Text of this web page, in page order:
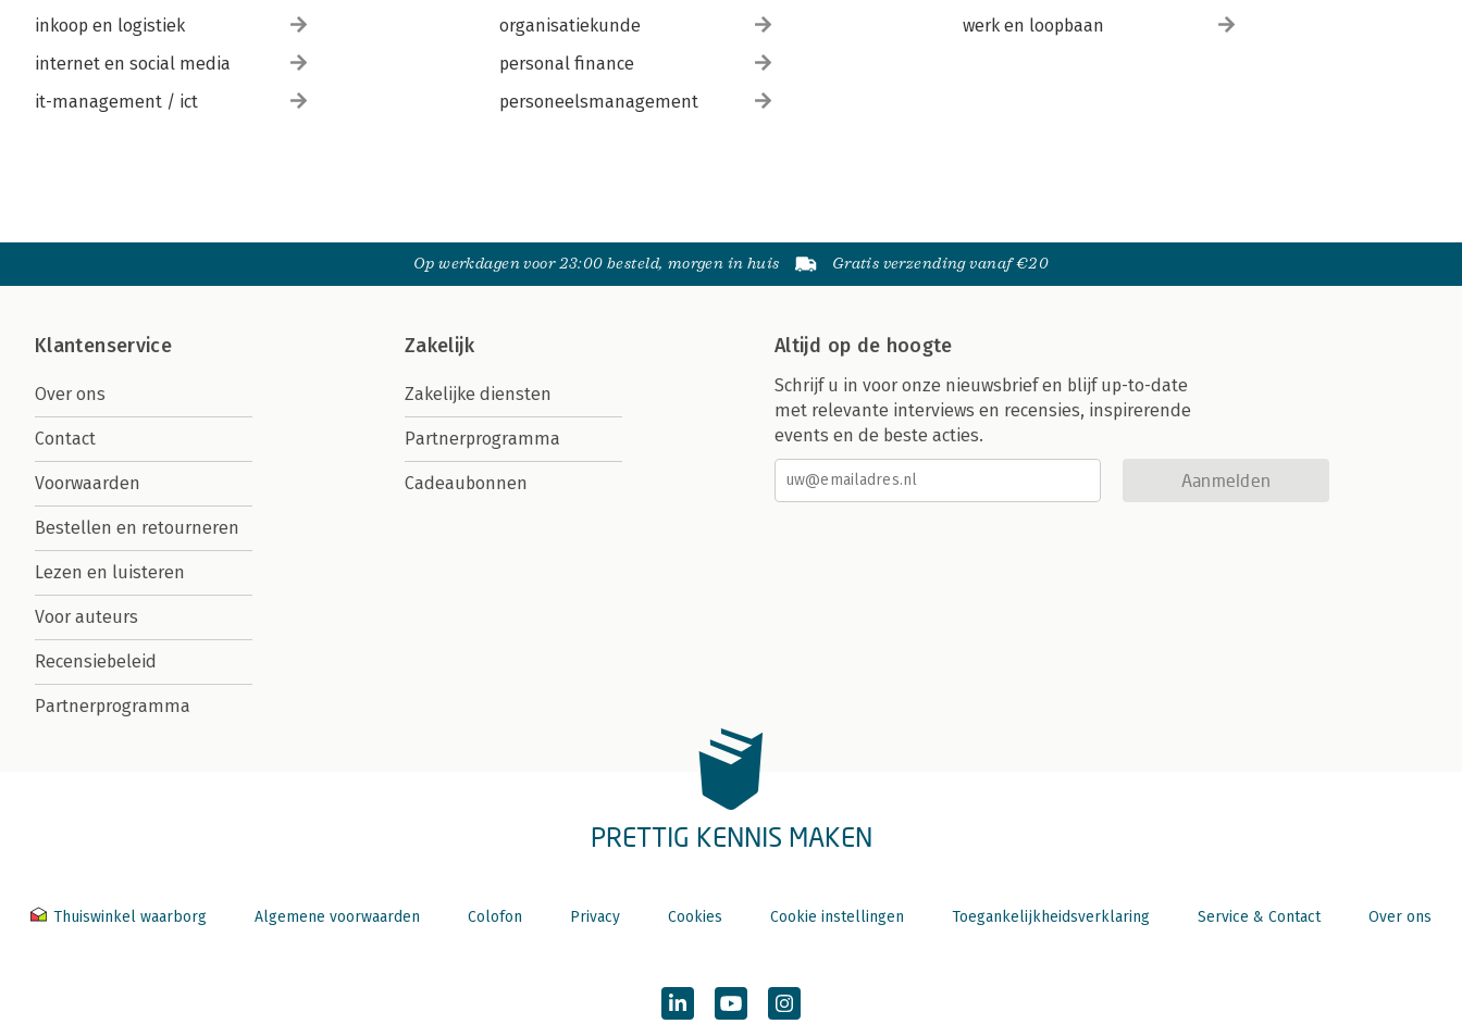
inkoop en logistiek
internet en social media
it-management / ict
organisatiekunde
personal finance
personeelsmanagement
werk en loopbaan
Op werkdagen voor 23:00 besteld, morgen in huis Gratis verzending vanaf €20
Klantenservice
Over ons
Contact
Voorwaarden
Bestellen en retourneren
Lezen en luisteren
Voor auteurs
Recensiebeleid
Partnerprogramma
Zakelijk
Zakelijke diensten
Partnerprogramma
Cadeaubonnen
Altijd op de hoogte
Schrijf u in voor onze nieuwsbrief en blijf up-to-date
met relevante interviews en recensies, inspirerende
events en de beste acties.
Aanmelden
PRETTIG KENNIS MAKEN
Thuiswinkel waarborg Algemene voorwaarden Colofon Privacy Cookies Cookie instellingen Toegankelijkheidsverklaring Service & Contact Over ons